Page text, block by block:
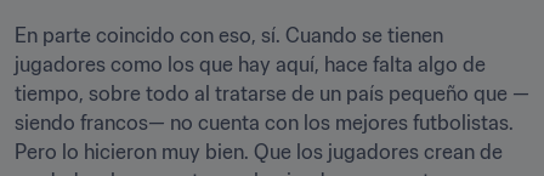
En parte coincido con eso, sí. Cuando se tienen
jugadores como los que hay aquí, hace falta algo de
tiempo, sobre todo al tratarse de un país pequeño que —
siendo francos— no cuenta con los mejores futbolistas.
Pero lo hicieron muy bien. Que los jugadores crean de